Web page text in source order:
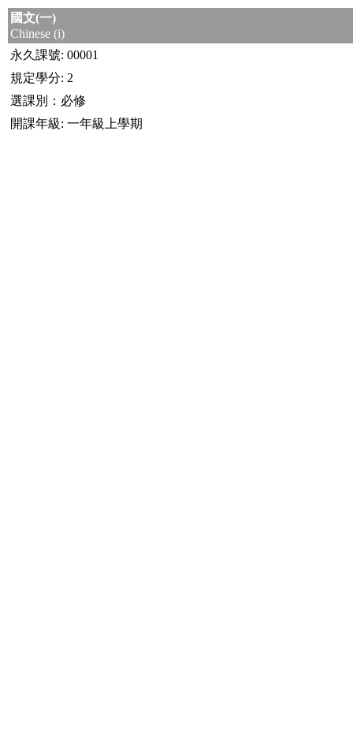
國文(一)
Chinese (i)
永久課號: 00001
規定學分: 2
選課別：必修
開課年級: 一年級上學期